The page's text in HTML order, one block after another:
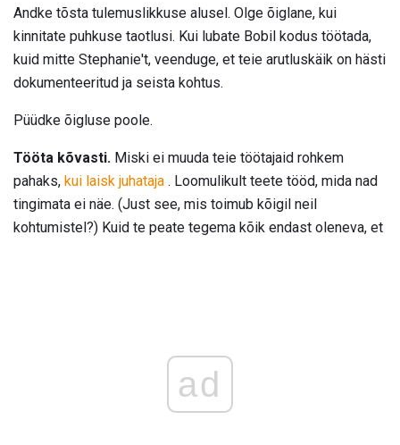
Andke tõsta tulemuslikkuse alusel. Olge õiglane, kui
kinnitate puhkuse taotlusi. Kui lubate Bobil kodus töötada,
kuid mitte Stephanie't, veenduge, et teie arutluskäik on hästi
dokumenteeritud ja seista kohtus.
Püüdke õigluse poole.
Tööta kõvasti. Miski ei muuda teie töötajaid rohkem
pahaks, kui laisk juhataja . Loomulikult teete tööd, mida nad
tingimata ei näe. (Just see, mis toimub kõigil neil
kohtumistel?) Kuid te peate tegema kõik endast oleneva, et
ad